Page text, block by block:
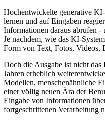
Hochentwickelte generative
lernen und auf Eingaben
Informationen daraus abrufen -
Je nachdem, wie das KI-
Form von Text, Fotos, Videos,
Doch die Ausgabe ist nicht das
Jahren erheblich
Modellen, menschenähnliche
einer völlig neuen Ära der
Eingabe von Informationen
fortgeschrittenen Verarbeitung